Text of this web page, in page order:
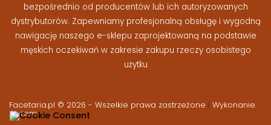
bezpośrednio od producentów lub ich autoryzowanych
dystrybutorów. Zapewniamy profesjonalną obsługę i wygodną
nawigację naszego e-sklepu zaprojektowaną na podstawie
męskich oczekiwań w zakresie zakupu rzeczy osobistego
użytku
Facetaria.pl © 2026 - Wszelkie prawa zastrzeżone | Wykonanie:
At-rem